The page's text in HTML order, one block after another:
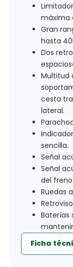
máxima
Gran
hasta
Dos
Multitud
cesta
lateral.
sencilla.
Señal
Señal
del freno.
Ruedas
Baterías
Ficha